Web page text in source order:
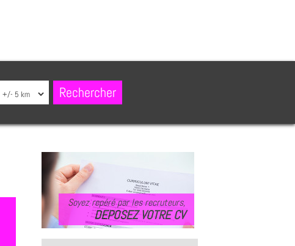
Soyez repéré par les recruteurs,
DEPOSEZ VOTRE CV